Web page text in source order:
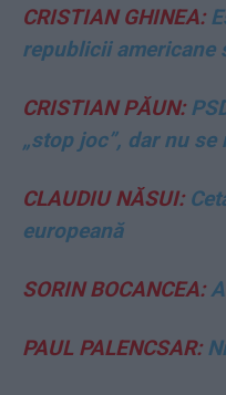
CRISTIAN GHINEA:
republicii americane
CRISTIAN PĂUN:
„stop joc”, dar nu se
CLAUDIU NĂSUI:
europeană
SORIN BOCANCEA:
PAUL PALENCSAR: